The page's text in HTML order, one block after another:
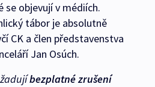
objevují v médiích.
tábor je absolutně
CK a člen představenstva
Jan Osúch.
bezplatné zrušení